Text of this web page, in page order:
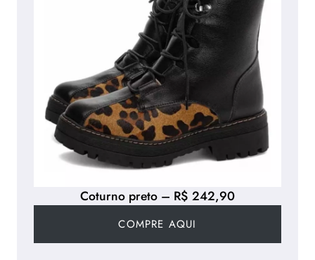
Coturno preto – R$ 242,90
COMPRE AQUI